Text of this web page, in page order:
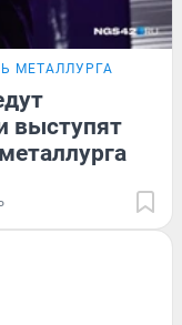
МЕТАЛЛУРГА
выступят